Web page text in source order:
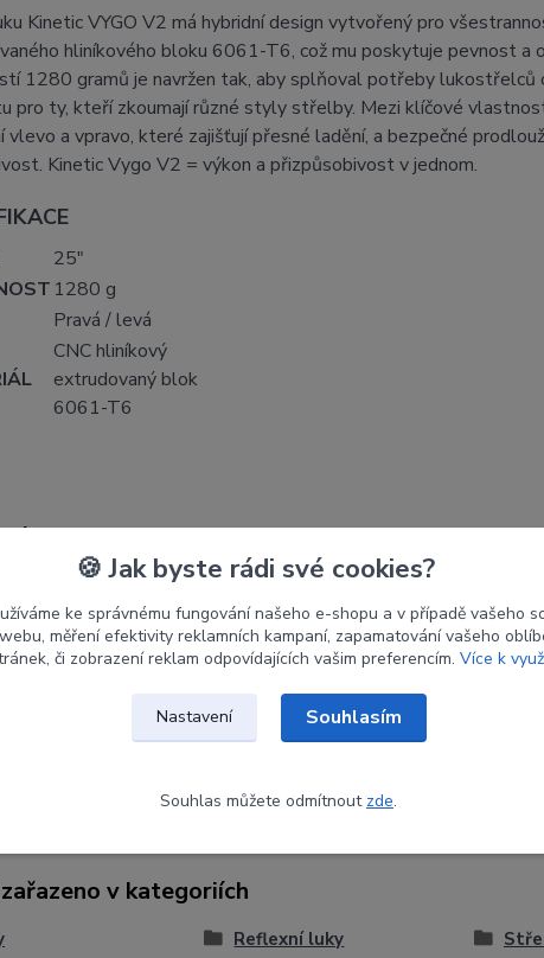
Kinetic VYGO V2 má hybridní design vytvořený pro
hliníkového bloku 6061-T6, což mu poskytuje pevnost a
1280 gramů je navržen tak, aby splňoval potřeby
pro ty, kteří zkoumají různé styly střelby. Mezi klíčové
vlevo a vpravo, které zajišťují přesné ladění, a bezpečné
Kinetic Vygo V2 = výkon a přizpůsobivost v jednom.
25"
1280 g
Pravá / levá
CNC hliníkový
extrudovaný blok
6061-T6
RH
růžová
v kategoriích
Reflexní luky
🍪 Jak byste rádi své cookies?
ke správnému fungování našeho e-shopu a v případě vašeho
měření efektivity reklamních kampaní, zapamatování vašeho
či zobrazení reklam odpovídajících vašim preferencím. Více k
Nastavení Souhlasím
Souhlas můžete odmítnout zde.